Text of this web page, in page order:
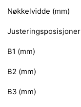
Nøkkelvidde (mm)
Justeringsposisjoner
B1 (mm)
B2 (mm)
B3 (mm)